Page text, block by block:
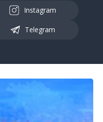
Instagram
Telegram